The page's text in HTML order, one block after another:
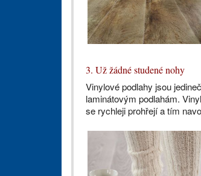
3. Už žádné studené nohy
Vinylové podlahy jsou
laminátovým podlahám.
se rychleji prohřejí a tím